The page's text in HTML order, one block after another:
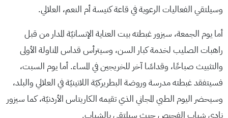
وسيلتقي الفعاليات الرعوية في قاعة كنيسة أم النعم، العلالي.
أما يوم الجمعة، سيزور غبطته بيت العناية الإنسانيّة المدار من قبل
راهبات الصليب لخدمة كبار السن، وسيترأس قداس المناولة الأولى
والتثبيث صباحًا، وقداسًا آخر للخريجين في المساء. أما يوم السبت،
فسيتفقد غبطته مدرسة وروضة البطريركيّة اللاتينيّة في العلالي والبلد،
وسيحضر اليوم الطبي المجاني الذي تقيمه الكاريتاس الأردنيّة، كما سيزور
نادي شباب الفحيص حيث سيلتقي بالشباب.